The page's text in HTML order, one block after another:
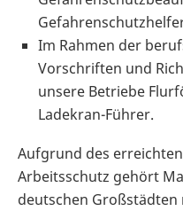
Im Rahmen der
Vorschriften und
unsere Betriebe
Ladekran-Führer.
Aufgrund des
Arbeitsschutz gehört
deutschen